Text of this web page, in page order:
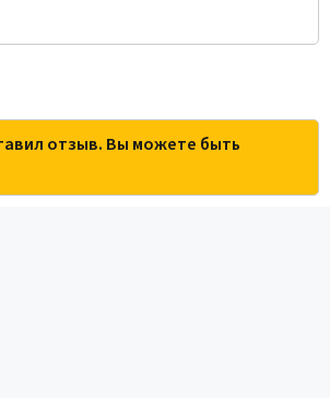
отзыв. Вы можете быть